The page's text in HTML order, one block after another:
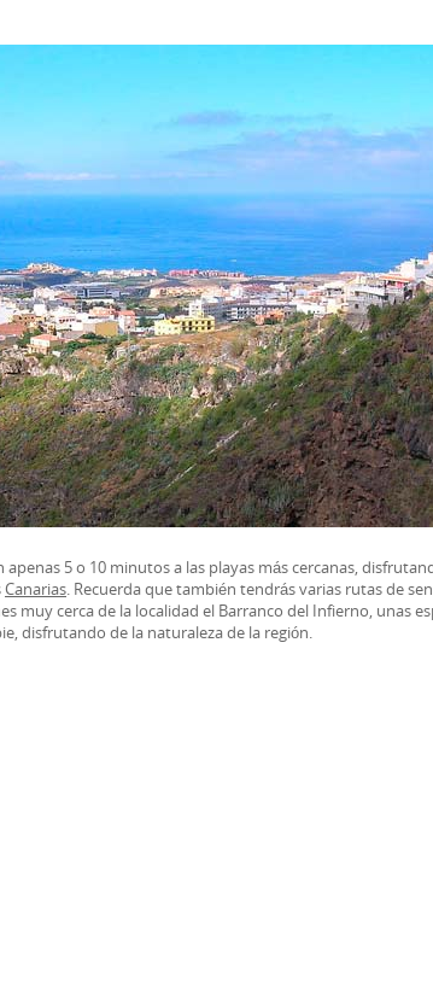
5 o 10 minutos a las playas más cercanas,
Canarias. Recuerda que también tendrás varias rutas de
muy cerca de la localidad el Barranco del Infierno, unas
disfrutando de la naturaleza de la región.